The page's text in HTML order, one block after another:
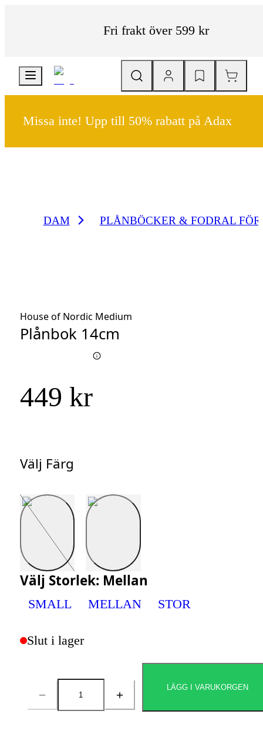
Fri frakt över 599 kr
Missa inte! Upp till 50% rabatt på Adax
DAM PLÅNBÖCKER & FODRAL
House of Nordic Medium
Plånbok 14cm
449 kr
Välj Färg
Välj Färg
Välj Storlek: Mellan
SMALL MELLAN STOR
Slut i lager
Antal
LÄGG I VARUKORGEN